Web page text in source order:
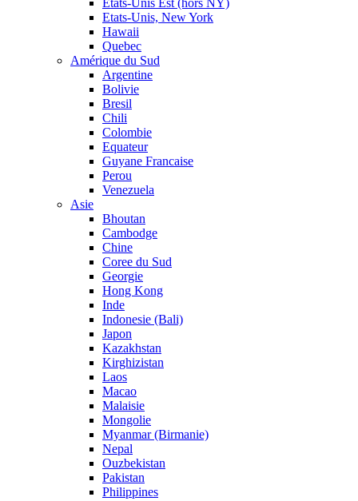
Etats-Unis Est (hors NY)
Etats-Unis, New York
Hawaii
Quebec
Amérique du Sud
Argentine
Bolivie
Bresil
Chili
Colombie
Equateur
Guyane Francaise
Perou
Venezuela
Asie
Bhoutan
Cambodge
Chine
Coree du Sud
Georgie
Hong Kong
Inde
Indonesie (Bali)
Japon
Kazakhstan
Kirghizistan
Laos
Macao
Malaisie
Mongolie
Myanmar (Birmanie)
Nepal
Ouzbekistan
Pakistan
Philippines